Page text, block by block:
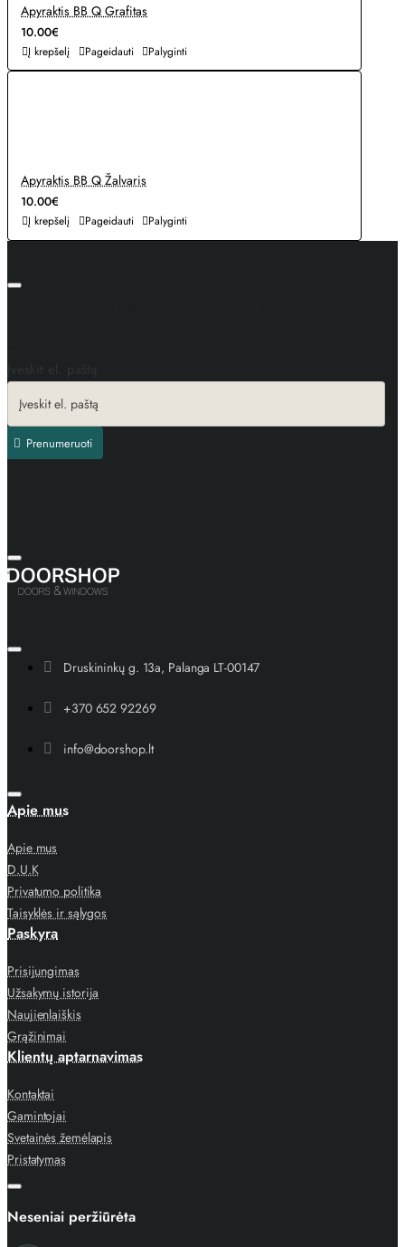
Apyraktis BB Q Grafitas
10.00€
Į krepšelį Pageidauti Palyginti
Apyraktis BB Q Žalvaris
10.00€
Į krepšelį Pageidauti Palyginti
Įveskit el. paštą
Prenumeruoti
Druskininkų g. 13a, Palanga LT-00147
+370 652 92269
info@doorshop.lt
Apie mus
Apie mus
D.U.K
Privatumo politika
Taisyklės ir sąlygos
Paskyra
Prisijungimas
Užsakymų istorija
Naujienlaiškis
Grąžinimai
Klientų aptarnavimas
Kontaktai
Gamintojai
Svetainės žemėlapis
Pristatymas
Neseniai peržiūrėta